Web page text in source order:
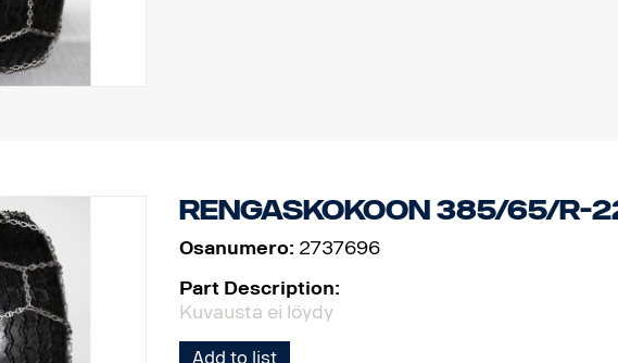
Rengaskokoon 385/65/R-
Osanumero: 2737696
Part Description:
Kuvausta ei löydy
Add to list